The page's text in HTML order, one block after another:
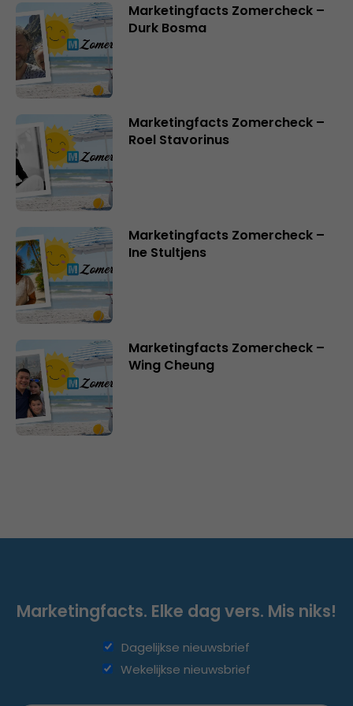
Marketingfacts Zomercheck –
Durk Bosma
Marketingfacts Zomercheck –
Roel Stavorinus
Marketingfacts Zomercheck –
Ine Stultjens
Marketingfacts Zomercheck –
Wing Cheung
Marketingfacts. Elke dag vers. Mis niks!
Dagelijkse nieuwsbrief
Wekelijkse nieuwsbrief